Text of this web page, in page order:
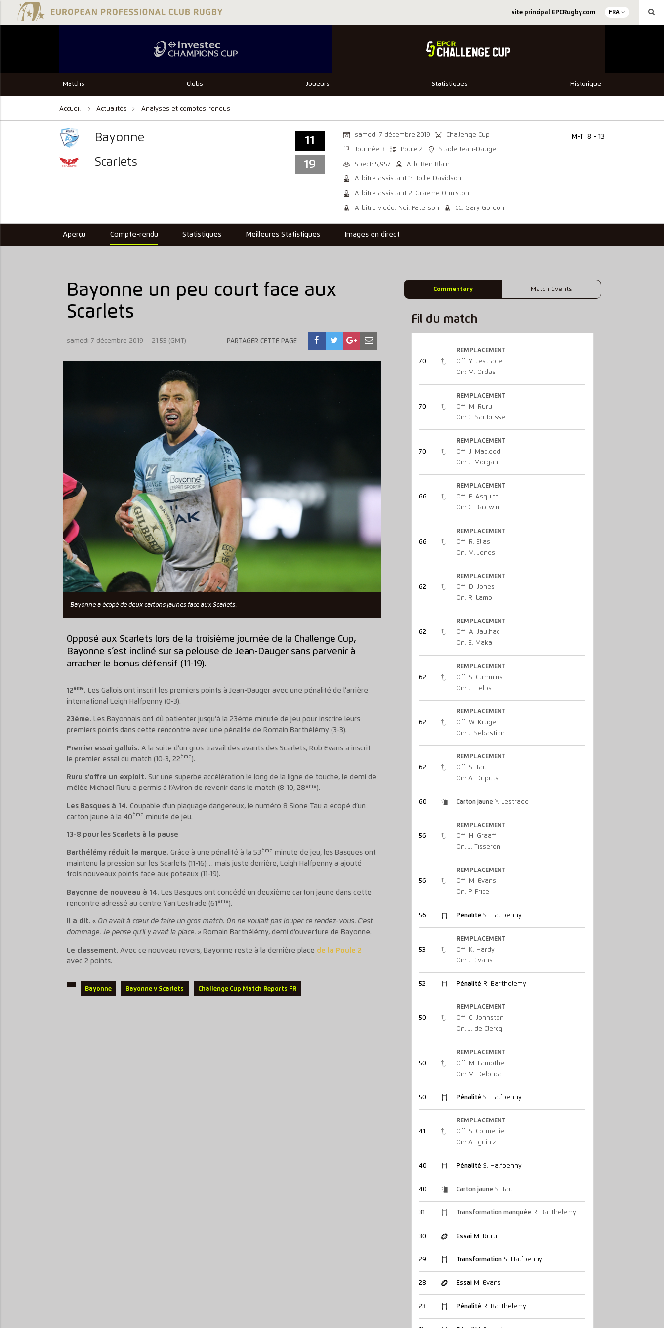
site principal EPCRugby.com FRA
Matchs Clubs Joueurs Statistiques Historique
Accueil Actualités Analyses et comptes-rendus
Bayonne
Scarlets
11
19
samedi 7 décembre 2019 Challenge Cup
Journée 3 Poule 2 Stade Jean-Dauger
Spect: 5,957 Arb: Ben Blain
Arbitre assistant 1: Hollie Davidson
Arbitre assistant 2: Graeme Ormiston
Arbitre vidéo: Neil Paterson CC: Gary Gordon
M-T 8 - 13
Aperçu Compte-rendu Statistiques Meilleures Statistiques Images en direct
Commentary Match Events
Bayonne un peu court face aux
Scarlets
samedi 7 décembre 2019 21:55 (GMT) PARTAGER CETTE PAGE
Bayonne a écopé de deux cartons jaunes face aux Scarlets.
Opposé aux Scarlets lors de la troisième journée de la Challenge Cup,
Bayonne s’est incliné sur sa pelouse de Jean-Dauger sans parvenir à
arracher le bonus défensif (11-19).
12ème. Les Gallois ont inscrit les premiers points à Jean-Dauger avec une pénalité de l’arrière
international Leigh Halfpenny (0-3).
23ème. Les Bayonnais ont dû patienter jusqu’à la 23ème minute de jeu pour inscrire leurs
premiers points dans cette rencontre avec une pénalité de Romain Barthélémy (3-3).
Premier essai gallois. A la suite d’un gros travail des avants des Scarlets, Rob Evans a inscrit
le premier essai du match (10-3, 22ème).
Ruru s’offre un exploit. Sur une superbe accélération le long de la ligne de touche, le demi de
mêlée Michael Ruru a permis à l’Aviron de revenir dans le match (8-10, 28ème).
Les Basques à 14. Coupable d’un plaquage dangereux, le numéro 8 Sione Tau a écopé d’un
carton jaune à la 40ème minute de jeu.
13-8 pour les Scarlets à la pause
Barthélémy réduit la marque. Grâce à une pénalité à la 53ème minute de jeu, les Basques ont
maintenu la pression sur les Scarlets (11-16)… mais juste derrière, Leigh Halfpenny a ajouté
trois nouveaux points face aux poteaux (11-19).
Bayonne de nouveau à 14. Les Basques ont concédé un deuxième carton jaune dans cette
rencontre adressé au centre Yan Lestrade (61 ème).
Il a dit. « On avait à cœur de faire un gros match. On ne voulait pas louper ce rendez-vous. C’est
dommage. Je pense qu’il y avait la place. » Romain Barthélémy, demi d’ouverture de Bayonne.
Le classement. Avec ce nouveau revers, Bayonne reste à la dernière place de la Poule 2
avec 2 points.
Bayonne Bayonne v Scarlets Challenge Cup Match Reports FR
Fil du match
70
REMPLACEMENT
Off: Y. Lestrade
On: M. Ordas
70
REMPLACEMENT
Off: M. Ruru
On: E. Saubusse
70
REMPLACEMENT
Off: J. Macleod
On: J. Morgan
66
REMPLACEMENT
Off: P. Asquith
On: C. Baldwin
66
REMPLACEMENT
Off: R. Elias
On: M. Jones
62
REMPLACEMENT
Off: D. Jones
On: R. Lamb
62
REMPLACEMENT
Off: A. Jaulhac
On: E. Maka
62
REMPLACEMENT
Off: S. Cummins
On: J. Helps
62
REMPLACEMENT
Off: W. Kruger
On: J. Sebastian
62
REMPLACEMENT
Off: S. Tau
On: A. Duputs
60 Carton jaune Y. Lestrade
56
REMPLACEMENT
Off: H. Graaff
On: J. Tisseron
56
REMPLACEMENT
Off: M. Evans
On: P. Price
56 Pénalité S. Halfpenny
53
REMPLACEMENT
Off: K. Hardy
On: J. Evans
52 Pénalité R. Barthelemy
50
REMPLACEMENT
Off: C. Johnston
On: J. de Clercq
50
REMPLACEMENT
Off: M. Lamothe
On: M. Delonca
50 Pénalité S. Halfpenny
41
REMPLACEMENT
Off: S. Cormenier
On: A. Iguiniz
40 Pénalité S. Halfpenny
40 Carton jaune S. Tau
31 Transformation manquée R. Barthelemy
30 EssaiM. Ruru
29 TransformationS. Halfpenny
28 EssaiM. Evans
23 Pénalité R. Barthelemy